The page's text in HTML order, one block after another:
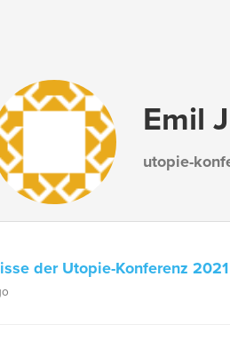
Emil
utopie-
der Utopie-Konferenz 2021